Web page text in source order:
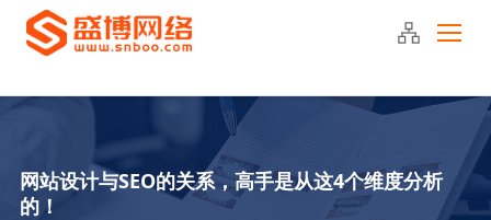
网站设计与SEO的关系，高手是从这4个维度分析
的！